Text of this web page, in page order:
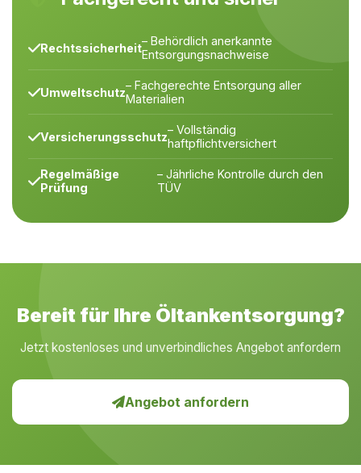
Rechtssicherheit– Behördlich anerkannte
Entsorgungsnachweise
Umweltschutz– Fachgerechte Entsorgung aller
Materialien
Versicherungsschutz– Vollständig
haftpflichtversichert
Regelmäßige
Prüfung
– Jährliche Kontrolle durch den
TÜV
Bereit für Ihre Öltankentsorgung?
Jetzt kostenloses und unverbindliches Angebot anfordern
Angebot anfordern